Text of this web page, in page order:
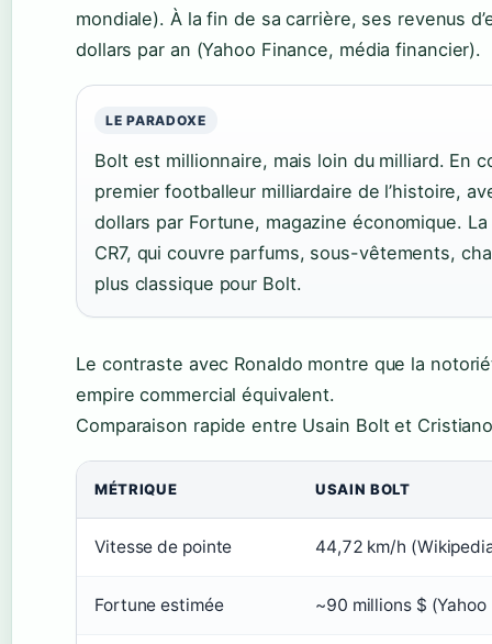
mondiale). À la fin de sa carrière, ses revenus
dollars par an (Yahoo Finance, média financier).
LE PARADOXE
Bolt est millionnaire, mais loin du milliard. En
premier footballeur milliardaire de l’histoire,
dollars par Fortune, magazine économique.
CR7, qui couvre parfums, sous-vêtements,
plus classique pour Bolt.
Le contraste avec Ronaldo montre que la
empire commercial équivalent.
Comparaison rapide entre Usain Bolt et
MÉTRIQUE USAIN BOLT
Vitesse de pointe 44,72 km/h
Fortune estimée ~90 millions $ (Yahoo